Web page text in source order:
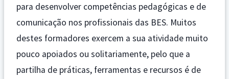
para desenvolver competências pedagógicas e de
comunicação nos profissionais das BES. Muitos
destes formadores exercem a sua atividade muito
pouco apoiados ou solitariamente, pelo que a
partilha de práticas, ferramentas e recursos é de